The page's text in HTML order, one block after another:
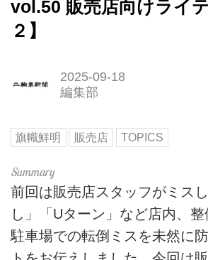
vol.50 販売店向けライ
２】
2025-09-18
編集部
旗幟鮮明 販売店 TOPICS
前回は販売店スタッフがミス
し」「Uターン」など店内、
駐車場での転倒ミスを未然に